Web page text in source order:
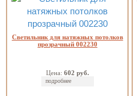
Светильник для натяжных потолков
прозрачный 002230
Цена: 602 руб.
подробнее